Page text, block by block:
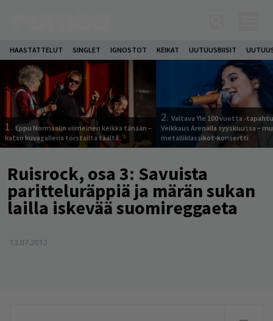
HAASTATTELUT SINGLET IGNOSTOT KEIKAT UUTUUSBIISIT
1. Eppu Normaalin viimeinen keikka tänään –
katso kuvagalleria torstailta täältä
2. Valtava Yle 100 vuotta -
Veikkaus Arenalla syyskuussa –
metalliklassikot-konsertti
Ruisrock, osa 3: Savuista
paritteluräppiä ja märän sukan
lailla iskevää suomireggaeta
13.07.2012